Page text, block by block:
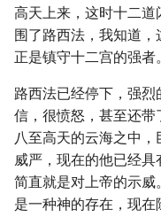
高天上来，这时十二
围了路西法，我知道
正是镇守十二宫的强者。
路西法已经停下，强
信，很愤怒，甚至还
八至高天的云海之中
威严，现在的他已经
简直就是对上帝的示
是一种神的存在，现在